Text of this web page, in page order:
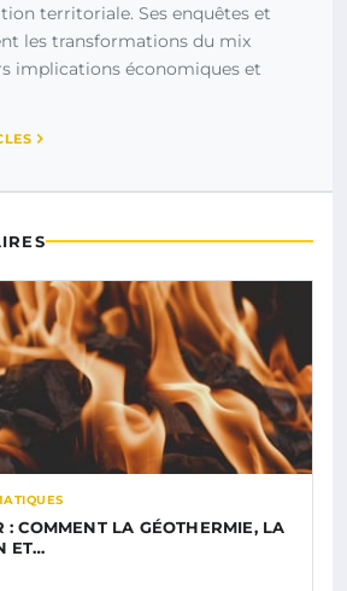
territoriale. Ses enquêtes et
les transformations du mix
implications économiques et
: COMMENT LA GÉOTHERMIE, LA
ET…